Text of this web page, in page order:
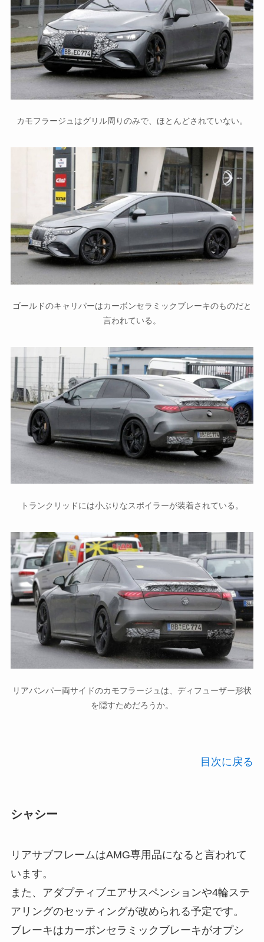
カモフラージュはグリル周りのみで、ほとんどされていない。
ゴールドのキャリパーはカーボンセラミックブレーキのものだと
言われている。
トランクリッドには小ぶりなスポイラーが装着されている。
リアバンパー両サイドのカモフラージュは、ディフューザー形状
を隠すためだろうか。
目次に戻る
シャシー
リアサブフレームはAMG専用品になると言われて
います。
また、アダプティブエアサスペンションや4輪ステ
アリングのセッティングが改められる予定です。
ブレーキはカーボンセラミックブレーキがオプシ